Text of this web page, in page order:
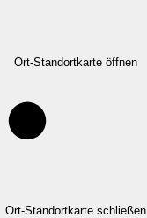
Ort-Standortkarte öffnen
Ort-Standortkarte schließen